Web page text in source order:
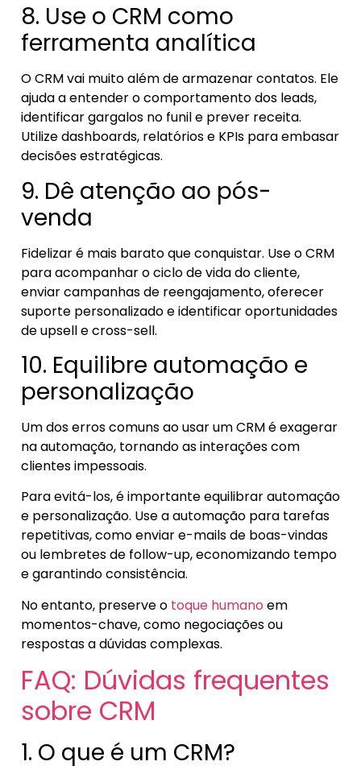
8. Use o CRM como
ferramenta analítica
O CRM vai muito além de armazenar contatos. Ele
ajuda a entender o comportamento dos leads,
identificar gargalos no funil e prever receita.
Utilize dashboards, relatórios e KPIs para embasar
decisões estratégicas.
9. Dê atenção ao pós-
venda
Fidelizar é mais barato que conquistar. Use o CRM
para acompanhar o ciclo de vida do cliente,
enviar campanhas de reengajamento, oferecer
suporte personalizado e identificar oportunidades
de upsell e cross-sell.
10. Equilibre automação e
personalização
Um dos erros comuns ao usar um CRM é exagerar
na automação, tornando as interações com
clientes impessoais.
Para evitá-los, é importante equilibrar automação
e personalização. Use a automação para tarefas
repetitivas, como enviar e-mails de boas-vindas
ou lembretes de follow-up, economizando tempo
e garantindo consistência.
No entanto, preserve o toque humano em
momentos-chave, como negociações ou
respostas a dúvidas complexas.
FAQ: Dúvidas frequentes
sobre CRM
1. O que é um CRM?